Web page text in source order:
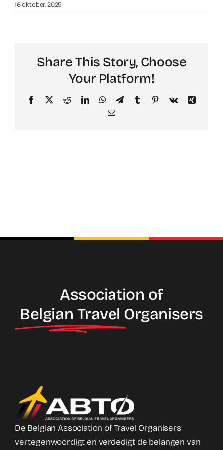
16 oktober, 2025
Share This Story, Choose
Your Platform!
Facebook
X RedditLinkedInWhatsApp
TelegramTumblr PinterestVk
Xing
Email
Association of
Belgian Travel Organisers
De Belgian Association of Travel Organisers
vertegenwoordigt en verdedigt de belangen van